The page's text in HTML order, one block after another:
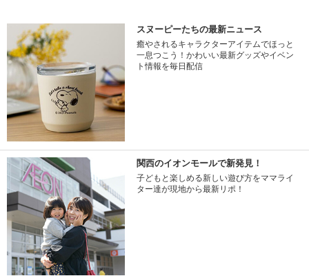
スヌーピーたちの最新ニュース
癒やされるキャラクターアイテムでほっと
一息つこう！かわいい最新グッズやイベン
ト情報を毎日配信
関西のイオンモールで新発見！
子どもと楽しめる新しい遊び方をママライ
ター達が現地から最新リポ！